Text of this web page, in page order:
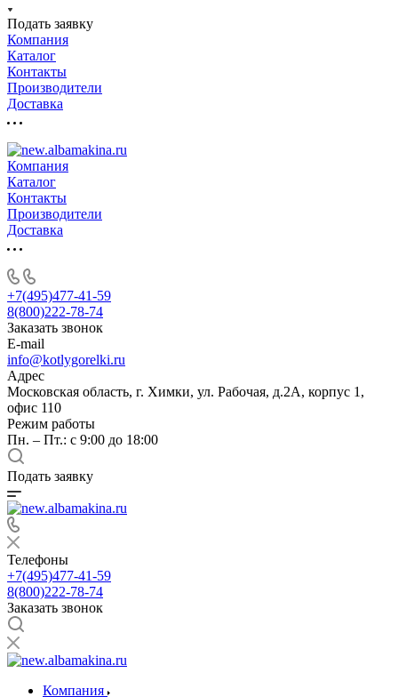
Подать заявку
Компания
Каталог
Контакты
Производители
Доставка
Компания
Каталог
Контакты
Производители
Доставка
+7(495)477-41-59
8(800)222-78-74
Заказать звонок
E-mail
info@kotlygorelki.ru
Адрес
Московская область, г. Химки, ул. Рабочая, д.2А, корпус 1,
офис 110
Режим работы
Пн. – Пт.: с 9:00 до 18:00
Подать заявку
Телефоны
+7(495)477-41-59
8(800)222-78-74
Заказать звонок
Компания